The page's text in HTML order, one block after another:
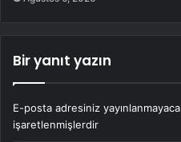
Bir yanıt yazın
E-posta adresiniz
işaretlenmişlerdir